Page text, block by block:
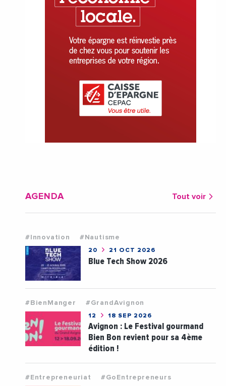
AGENDA Tout voir
#Innovation #Nautisme
20 21 OCT 2026
Blue Tech Show 2026
#BienManger #GrandAvignon
12 18 SEP 2026
Avignon : Le Festival gourmand
Bien Bon revient pour sa 4ème
édition !
#Entrepreneuriat #GoEntrepreneurs